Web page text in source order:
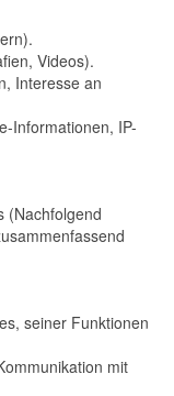
Videos).
Interesse an
Informationen, IP-
(Nachfolgend
seiner Funktionen
mit